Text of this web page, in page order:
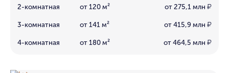
2-комнатная от 120 м² от 275,1 млн ₽
3-комнатная от 141 м² от 415,9 млн ₽
4-комнатная от 180 м² от 464,5 млн ₽